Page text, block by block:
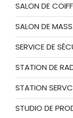
SALON DE
SALON DE
SERVICE DE
STATION DE
STATION
STUDIO DE